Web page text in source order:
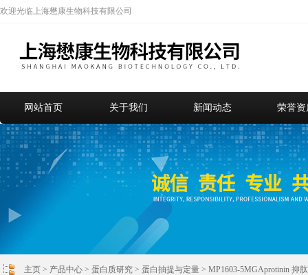
欢迎光临上海懋康生物科技有限公司
网站首页 关于我们 新闻动态 荣誉资
主页 > 产品中心 > 蛋白质研究 > 蛋白抽提与定量 > MP1603-5MGAprotinin 抑